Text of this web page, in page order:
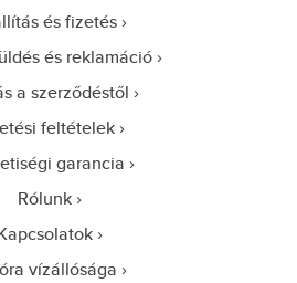
és fizetés
és reklamáció
a szerződéstől
feltételek
garancia
Rólunk
vízállósága